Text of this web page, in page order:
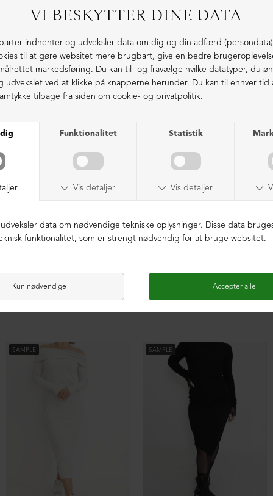
Ekstraordinær kvalitet - produceret i Europa
LIGNENDE PRODUKTER
SAMPLE
Kollektionsprøve bukser
DKK 499,00
SAMPLE
Kollektionsprøve bukser
DKK 499,00
SAMPLE SAMPLE